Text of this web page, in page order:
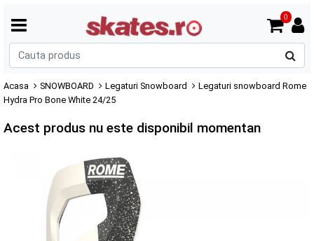
0
Acasa SNOWBOARD Legaturi Snowboard
Legaturi snowboard Rome
Hydra Pro Bone White 24/25
Acest produs nu este disponibil momentan